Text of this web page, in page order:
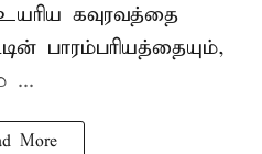
கவுரவத்தை
பாரம்பரியத்தையும்,
...
More